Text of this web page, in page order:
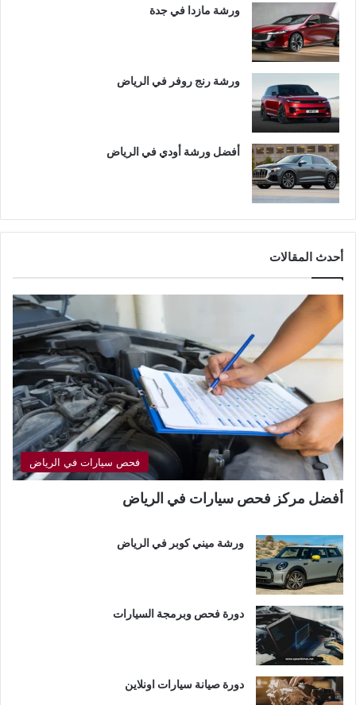
ورشة مازدا في جدة
ورشة رنج روفر في الرياض
أفضل ورشة أودي في الرياض
أحدث المقالات
فحص سيارات في الرياض
أفضل مركز فحص سيارات في الرياض
ورشة ميني كوبر في الرياض
دورة فحص وبرمجة السيارات
دورة صيانة سيارات اونلاين